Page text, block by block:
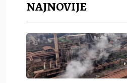
NAJNOVIJE